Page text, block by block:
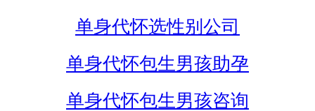
单身代怀选性别公司
单身代怀包生男孩助孕
单身代怀包生男孩咨询